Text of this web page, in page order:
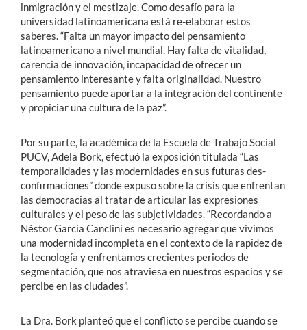
inmigración y el mestizaje. Como desafío para la
universidad latinoamericana está re-elaborar estos
saberes. “Falta un mayor impacto del pensamiento
latinoamericano a nivel mundial. Hay falta de vitalidad,
carencia de innovación, incapacidad de ofrecer un
pensamiento interesante y falta originalidad. Nuestro
pensamiento puede aportar a la integración del continente
y propiciar una cultura de la paz”.
Por su parte, la académica de la Escuela de Trabajo Social
PUCV, Adela Bork, efectuó la exposición titulada “Las
temporalidades y las modernidades en sus futuras des-
confirmaciones” donde expuso sobre la crisis que enfrentan
las democracias al tratar de articular las expresiones
culturales y el peso de las subjetividades. “Recordando a
Néstor García Canclini es necesario agregar que vivimos
una modernidad incompleta en el contexto de la rapidez de
la tecnología y enfrentamos crecientes periodos de
segmentación, que nos atraviesa en nuestros espacios y se
percibe en las ciudades”.
La Dra. Bork planteó que el conflicto se percibe cuando se